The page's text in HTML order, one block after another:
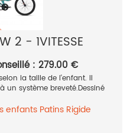
2 - 1VITESSE
: 279.00 €
la taille de l'enfant. Il
système breveté.Dessiné
enfants Patins Rigide